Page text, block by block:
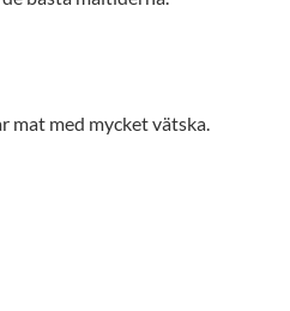
mat med mycket vätska.